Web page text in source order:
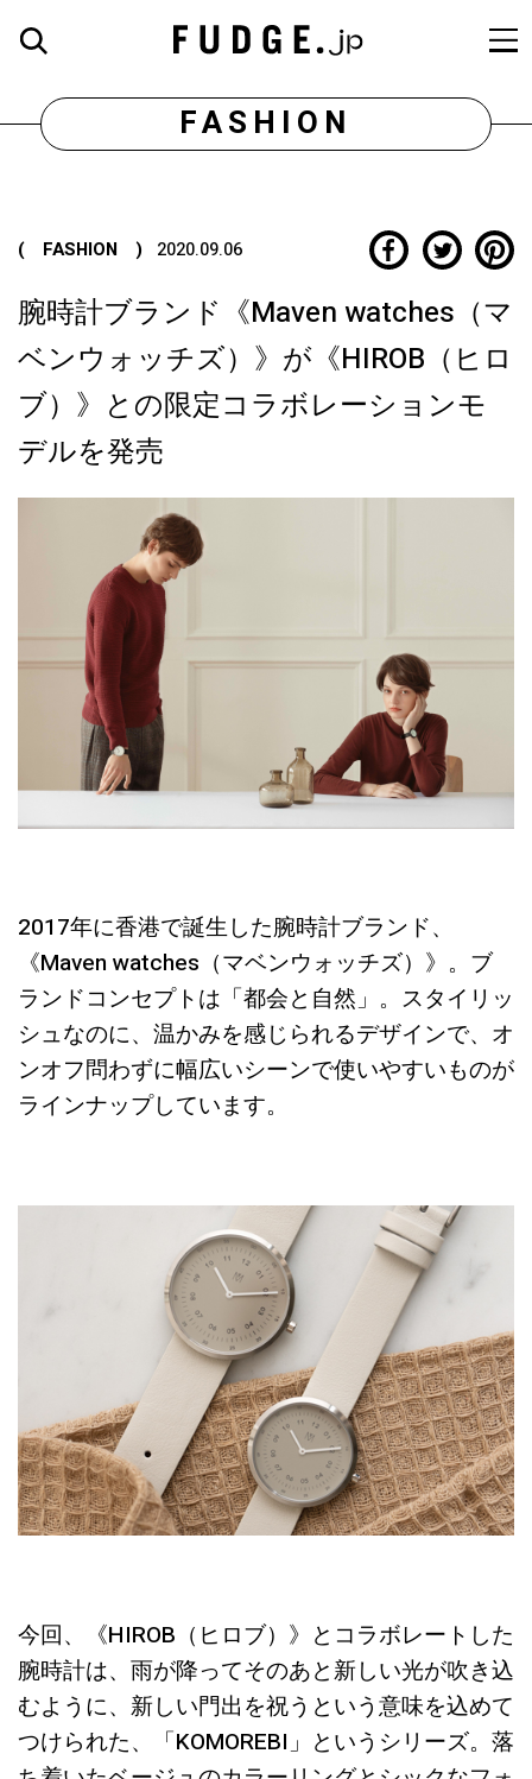
FASHION
( FASHION ) 2020.09.06
腕時計ブランド《Maven watches（マ
ベンウォッチズ）》が《HIROB（ヒロ
ブ）》との限定コラボレーションモ
デルを発売
2017年に香港で誕生した腕時計ブランド、
《Maven watches（マベンウォッチズ）》。ブ
ランドコンセプトは「都会と自然」。スタイリッ
シュなのに、温かみを感じられるデザインで、オ
ンオフ問わずに幅広いシーンで使いやすいものが
ラインナップしています。
今回、《HIROB（ヒロブ）》とコラボレートした
腕時計は、雨が降ってそのあと新しい光が吹き込
むように、新しい門出を祝うという意味を込めて
つけられた、「KOMOREBI」というシリーズ。落